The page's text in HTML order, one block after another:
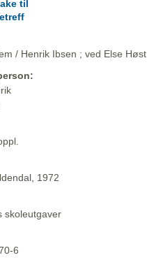
til
/ Henrik Ibsen ; ved Else Høst
1972
skoleutgaver
6